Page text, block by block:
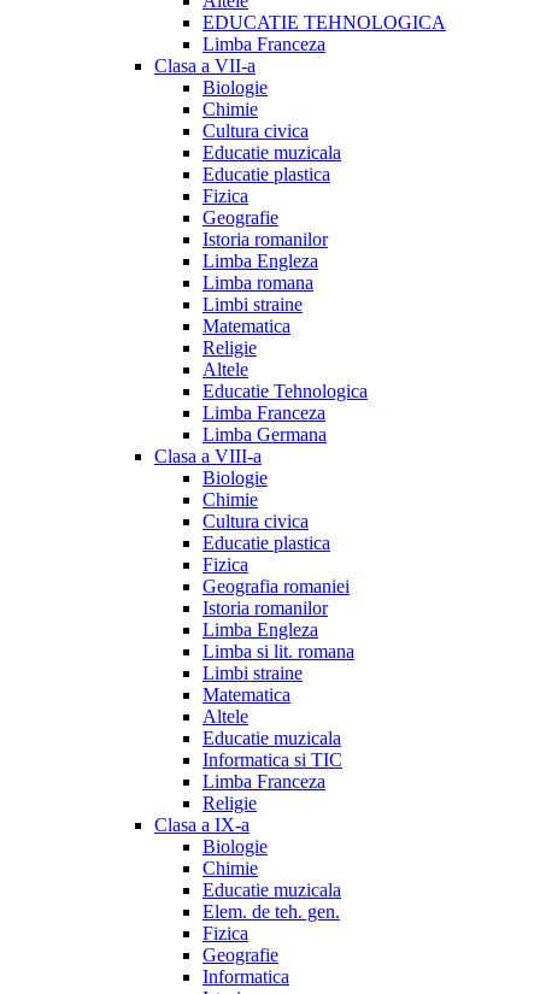
EDUCATIE TEHNOLOGICA
Limba Franceza
Clasa a VII-a
Biologie
Chimie
Cultura civica
Educatie muzicala
Educatie plastica
Fizica
Geografie
Istoria romanilor
Limba Engleza
Limba romana
Limbi straine
Matematica
Religie
Altele
Educatie Tehnologica
Limba Franceza
Limba Germana
Clasa a VIII-a
Biologie
Chimie
Cultura civica
Educatie plastica
Fizica
Geografia romaniei
Istoria romanilor
Limba Engleza
Limba si lit. romana
Limbi straine
Matematica
Altele
Educatie muzicala
Informatica si TIC
Limba Franceza
Religie
Clasa a IX-a
Biologie
Chimie
Educatie muzicala
Elem. de teh. gen.
Fizica
Geografie
Informatica